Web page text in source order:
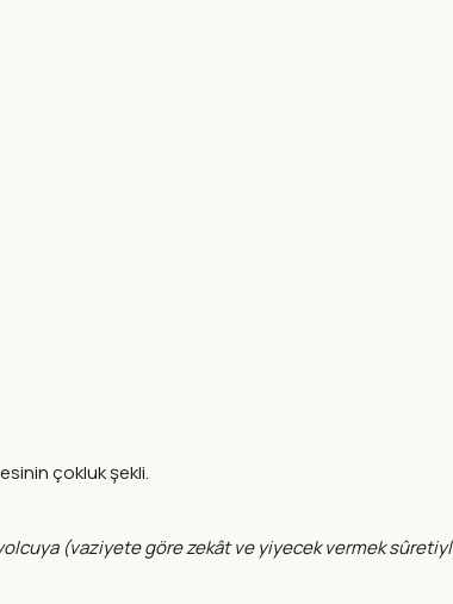
çokluk şekli.
(vaziyete göre zekât ve yiyecek vermek